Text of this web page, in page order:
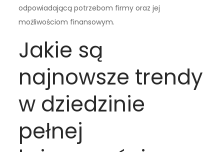
odpowiadającą potrzebom firmy oraz jej
możliwościom finansowym.
Jakie są
najnowsze trendy
w dziedzinie
pełnej